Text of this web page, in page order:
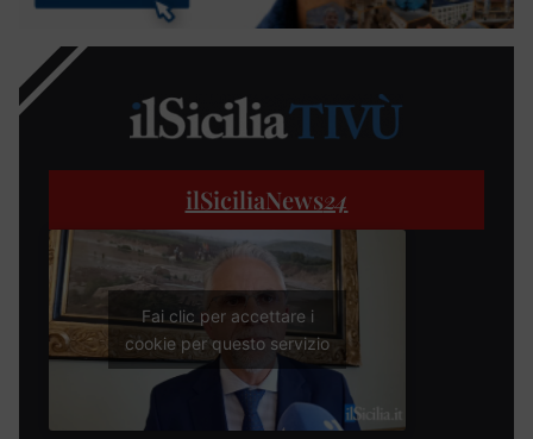
ilSiciliaNews24
Fai clic per accettare i
cookie per questo servizio